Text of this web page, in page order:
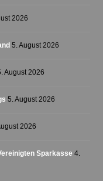
2026
5. August 2026
August 2026
5. August 2026
2026
Sparkasse 4.